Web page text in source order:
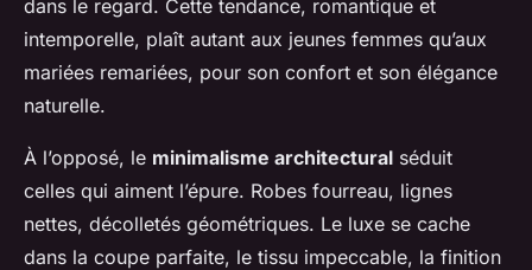
dans le regard. Cette tendance, romantique et
intemporelle, plaît autant aux jeunes femmes qu’aux
mariées remariées, pour son confort et son élégance
naturelle.
À l’opposé, le minimalisme architectural séduit
celles qui aiment l’épure. Robes fourreau, lignes
nettes, décolletés géométriques. Le luxe se cache
dans la coupe parfaite, le tissu impeccable, la finition